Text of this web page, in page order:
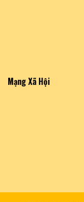
Mạng Xã Hội